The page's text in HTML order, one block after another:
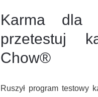
Karma
przetestuj
Chow®
Ruszył program testowy